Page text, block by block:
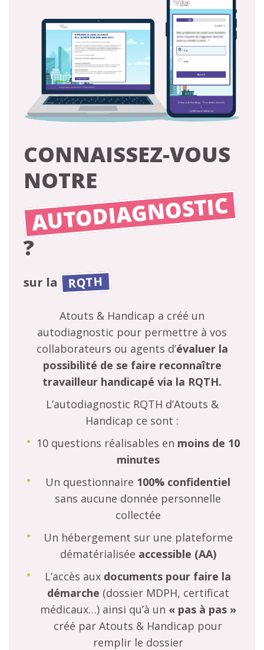
CONNAISSEZ-VOUS
NOTRE
AUTODIAGNOSTIC
?
sur la RQTH
Atouts & Handicap a créé un
autodiagnostic pour permettre à vos
collaborateurs ou agents d’évaluer la
possibilité de se faire reconnaître
travailleur handicapé via la RQTH.
L’autodiagnostic RQTH d’Atouts &
Handicap ce sont :
10 questions réalisables en moins de 10
minutes
Un questionnaire 100% confidentiel
sans aucune donnée personnelle
collectée
Un hébergement sur une plateforme
dématérialisée accessible (AA)
L’accès aux documents pour faire la
démarche (dossier MDPH, certificat
médicaux…) ainsi qu’à un « pas à pas »
créé par Atouts & Handicap pour
remplir le dossier